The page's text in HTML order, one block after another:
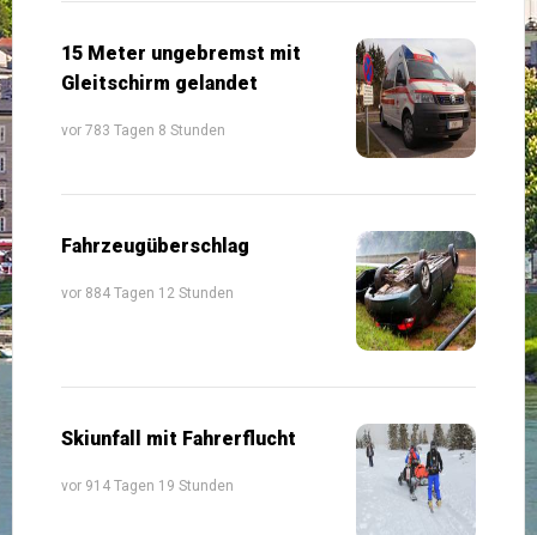
15 Meter ungebremst mit
Gleitschirm gelandet
vor 783 Tagen 8 Stunden
Fahrzeugüberschlag
vor 884 Tagen 12 Stunden
Skiunfall mit Fahrerflucht
vor 914 Tagen 19 Stunden